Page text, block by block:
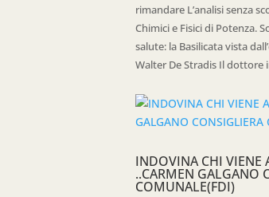
rimandare L’analisi senza
Chimici e Fisici di Potenza.
salute: la Basilicata vista
Walter De Stradis Il dottore
INDOVINA CHI VIENE
..CARMEN GALGANO
COMUNALE(FDI)